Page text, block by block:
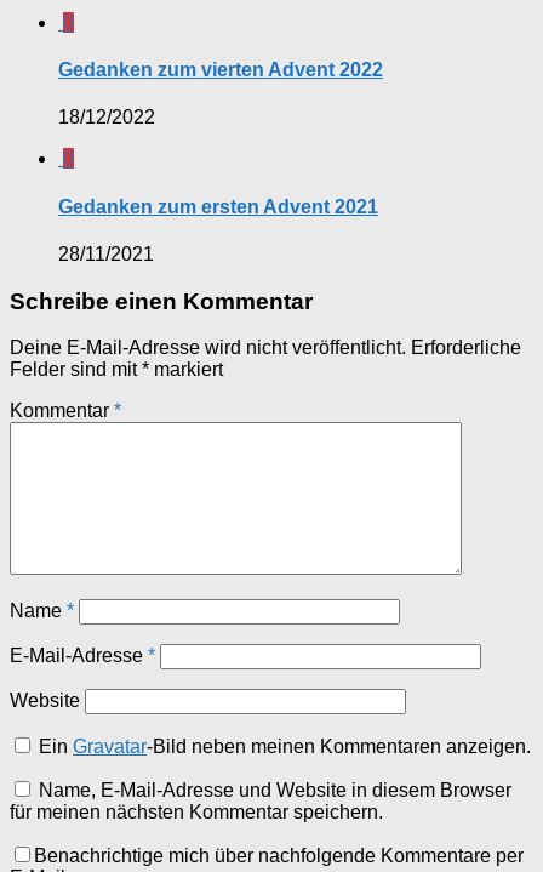
0
Gedanken zum vierten Advent 2022
18/12/2022
0
Gedanken zum ersten Advent 2021
28/11/2021
Schreibe einen Kommentar
Deine E-Mail-Adresse wird nicht veröffentlicht. Erforderliche
Felder sind mit* markiert
Kommentar *
Name *
E-Mail-Adresse *
Website
EinGravatar-Bild neben meinen Kommentaren anzeigen.
Name, E-Mail-Adresse und Website in diesem Browser
für meinen nächsten Kommentar speichern.
Benachrichtige mich über nachfolgende Kommentare per